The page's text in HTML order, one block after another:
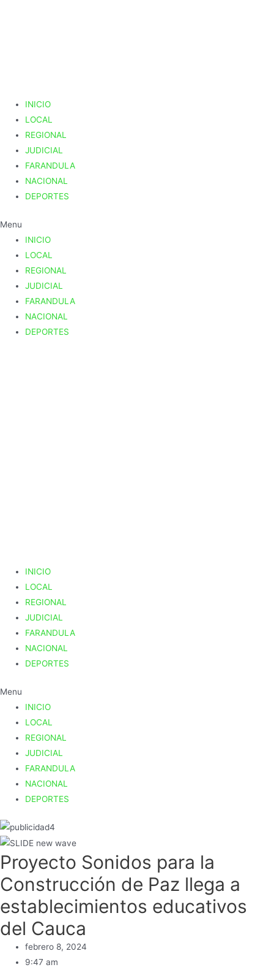
INICIO
LOCAL
REGIONAL
JUDICIAL
FARANDULA
NACIONAL
DEPORTES
Menu
INICIO
LOCAL
REGIONAL
JUDICIAL
FARANDULA
NACIONAL
DEPORTES
INICIO
LOCAL
REGIONAL
JUDICIAL
FARANDULA
NACIONAL
DEPORTES
Menu
INICIO
LOCAL
REGIONAL
JUDICIAL
FARANDULA
NACIONAL
DEPORTES
Proyecto Sonidos para la
Construcción de Paz llega a
establecimientos educativos
del Cauca
febrero 8, 2024
9:47 am